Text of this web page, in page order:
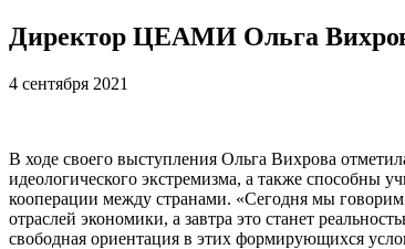
Директор ЦЕАМИ Ольга
4 сентября 2021
В ходе своего выступления Ольга Вихрова
идеологического экстремизма, а также способны
кооперации между странами. «Сегодня мы
отраслей экономики, а завтра это станет
свободная ориентация в этих формирующихся